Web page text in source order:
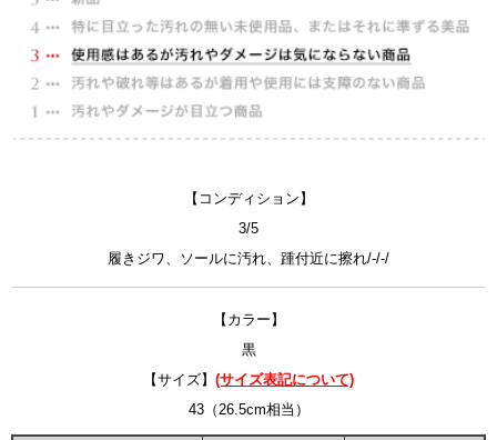
【コンディション】
3/5
履きジワ、ソールに汚れ、踵付近に擦れ/-/-/
【カラー】
黒
【サイズ】 (サイズ表記について)
43（26.5cm相当）